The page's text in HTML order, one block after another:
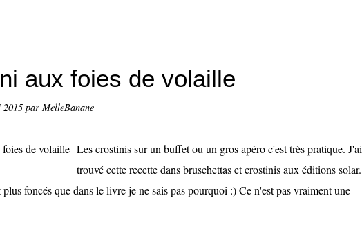
aux foies de volaille
2015 par MelleBanane
Les crostinis sur un buffet ou un gros apéro c'est très pratique. J'ai
trouvé cette recette dans bruschettas et crostinis aux éditions solar.
foncés que dans le livre je ne sais pas pourquoi :) Ce n'est pas vraiment une